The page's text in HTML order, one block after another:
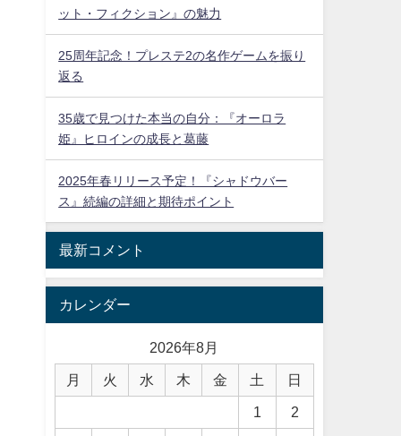
ット・フィクション』の魅力
25周年記念！プレステ2の名作ゲームを振り
返る
35歳で見つけた本当の自分：『オーロラ
姫』ヒロインの成長と葛藤
2025年春リリース予定！『シャドウバー
ス』続編の詳細と期待ポイント
最新コメント
カレンダー
2026年8月
月 火 水 木 金 土 日
1 2